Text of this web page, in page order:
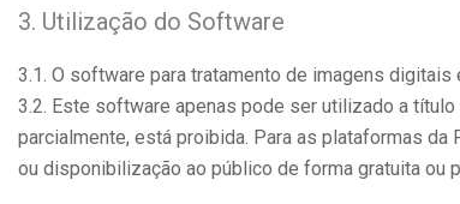
3. Utilização do Software
3.1. O software para tratamento de imagens
3.2. Este software apenas pode ser utilizado a
parcialmente, está proibida. Para as plataformas
ou disponibilização ao público de forma gratuita ou